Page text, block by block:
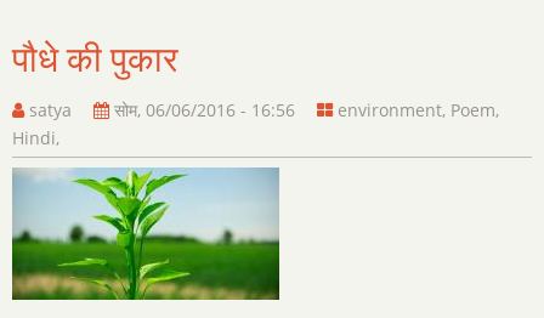
पौधे की पुकार
satya सोम, 06/06/2016 - 16:56 environment, Poem,
Hindi,